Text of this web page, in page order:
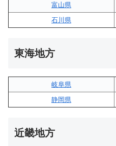
富山県
石川県
東海地方
岐阜県
静岡県
近畿地方